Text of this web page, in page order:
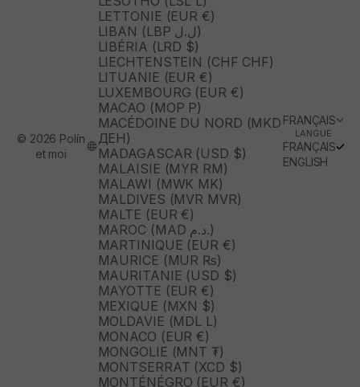
LETTONIE (EUR €)
LIBAN (LBP ل.ل)
LIBÉRIA (LRD $)
LIECHTENSTEIN (CHF CHF)
LITUANIE (EUR €)
LUXEMBOURG (EUR €)
MACAO (MOP P)
MACÉDOINE DU NORD (MKD
ДЕН)
MADAGASCAR (USD $)
MALAISIE (MYR RM)
MALAWI (MWK MK)
MALDIVES (MVR MVR)
MALTE (EUR €)
MAROC (MAD د.م.)
MARTINIQUE (EUR €)
MAURICE (MUR ₨)
MAURITANIE (USD $)
MAYOTTE (EUR €)
MEXIQUE (MXN $)
MOLDAVIE (MDL L)
MONACO (EUR €)
MONGOLIE (MNT ₮)
MONTSERRAT (XCD $)
MONTÉNÉGRO (EUR €)
FRANÇAIS
LANGUE
FRANÇAIS
ENGLISH
© 2026 Polín
et moi